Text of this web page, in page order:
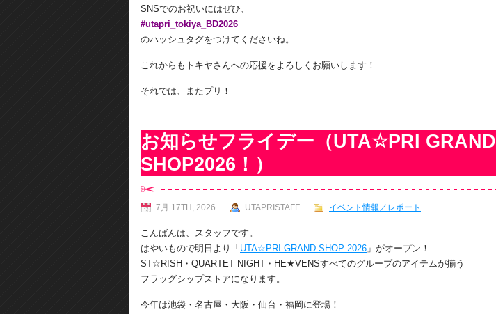
SNSでのお祝いにはぜひ、
#utapri_tokiya_BD2026
のハッシュタグをつけてくださいね。
これからもトキヤさんへの応援をよろしくお願いします！
それでは、またプリ！
お知らせフライデー（UTA☆PRI GRAND
SHOP2026！）
7月 17TH, 2026 UTAPRISTAFF イベント情報／レポート
こんばんは、スタッフです。
はやいもので明日より「 UTA☆PRI GRAND SHOP 2026 」がオープン！
ST☆RISH・QUARTET NIGHT・HE★VENSすべてのグループのアイテムが揃う
フラッグシップストアになります。
今年は池袋・名古屋・大阪・仙台・福岡に登場！